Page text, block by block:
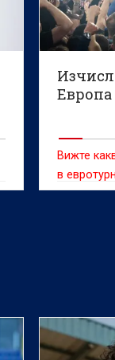
Европа
Вижте
в